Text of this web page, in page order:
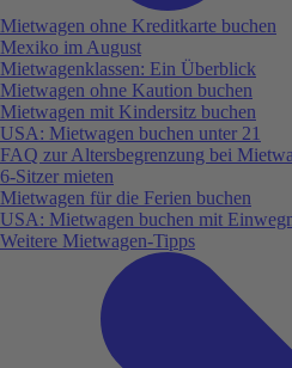
Mietwagen ohne Kreditkarte buchen
Mexiko im August
Mietwagenklassen: Ein Überblick
Mietwagen ohne Kaution buchen
Mietwagen mit Kindersitz buchen
USA: Mietwagen buchen unter 21
FAQ zur Altersbegrenzung bei
6-Sitzer mieten
Mietwagen für die Ferien buchen
USA: Mietwagen buchen mit
Weitere Mietwagen-Tipps